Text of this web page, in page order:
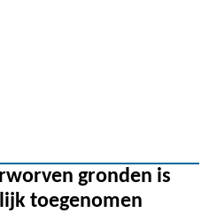
gronden is
toegenomen